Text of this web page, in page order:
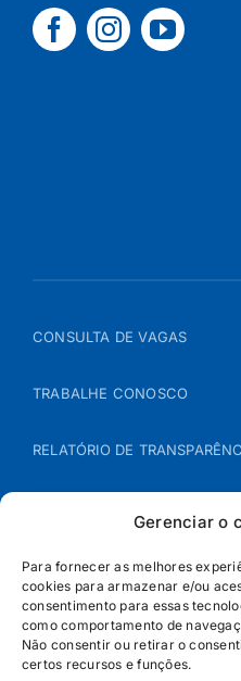
Gerenciar o
Para fornecer as melhores
cookies para armazenar e/ou
consentimento para essas
como comportamento de
Não consentir ou retirar o
certos recursos e funções.
CONSULTA DE VAGAS
TRABALHE CONOSCO
RELATÓRIO DE
POLÍTICA DE COOKIES
POLÍTICA DE PRIVACIDADE